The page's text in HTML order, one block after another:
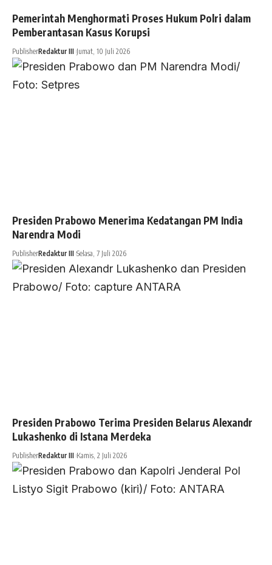
Pemerintah Menghormati Proses Hukum Polri dalam
Pemberantasan Kasus Korupsi
PublisherRedaktur III Jumat, 10 Juli 2026
Presiden Prabowo Menerima Kedatangan PM India
Narendra Modi
PublisherRedaktur III Selasa, 7 Juli 2026
Presiden Prabowo Terima Presiden Belarus Alexandr
Lukashenko di Istana Merdeka
PublisherRedaktur III Kamis, 2 Juli 2026